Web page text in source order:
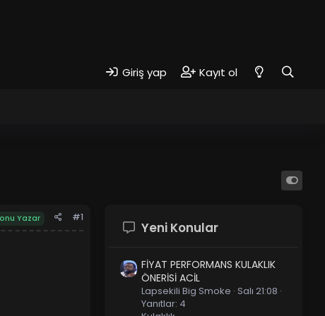
Giriş yap Kayıt ol
Yazar #1
Yeni Konular
FİYAT PERFORMANS KULAKLIK
ÖNERİSİ ACİL
Lapsekili Big Smoke Salı 21:08
Yanıtlar: 4